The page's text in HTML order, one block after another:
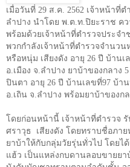
เมื่อวันที่ 29 ส.ค. 2562 เจ้าหน้าที่ต
ลำปาง นำโดย พ.ต.ท.ปิยะราช ค
พร้อมด้วยเจ้าหน้าที่ตำรวจประจ
พวกกำลังเจ้าหน้าที่ตำรวจจำนว
หรือหนุ่ม เสียงดัง อายุ 26 ปี บ้านเ
อ.เมือง จ.ลำปาง ยาบ้าของกลาง 5
ปินตา อายุ 26 ปี บ้านเลขที่97 บ้าน
อ.เถิน จ.ลำปาง พร้อมยาบ้าของก
โดยก่อนหน้านี้ เจ้าหน้าที่ตำรวจ
ศราวุธ
เสียงดัง โดยทราบชื่อภา
ยาบ้าให้กับกลุ่มวัยรุ่นทั่วไป โดยไ
แฮ้ว เป็นแหล่งกบดานลอบขายยา